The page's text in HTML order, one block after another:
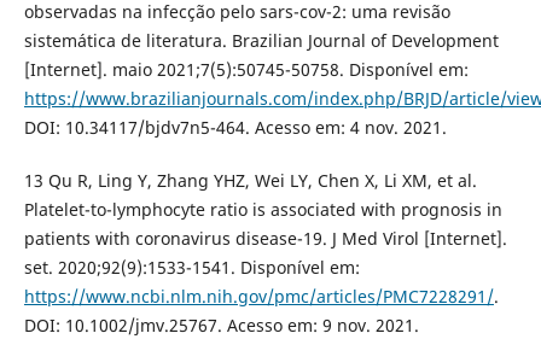
observadas na infecção pelo sars-cov-2: uma revisão
sistemática de literatura. Brazilian Journal of Development
[Internet]. maio 2021;7(5):50745-50758. Disponível em:
https://www.brazilianjournals.com/index.php/BRJD/article/
DOI: 10.34117/bjdv7n5-464. Acesso em: 4 nov. 2021.
13 Qu R, Ling Y, Zhang YHZ, Wei LY, Chen X, Li XM, et al.
Platelet-to-lymphocyte ratio is associated with prognosis in
patients with coronavirus disease-19. J Med Virol [Internet].
set. 2020;92(9):1533-1541. Disponível em:
https://www.ncbi.nlm.nih.gov/pmc/articles/PMC7228291/.
DOI: 10.1002/jmv.25767. Acesso em: 9 nov. 2021.